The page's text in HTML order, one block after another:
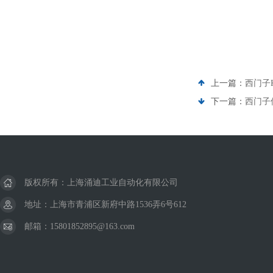
上一篇： 西门子
下一篇： 西门子
版权所有：上海涌迪工业自动化有限公司
地址：上海市青浦区新府中路1536弄6号612
邮箱：15801852895@163.com